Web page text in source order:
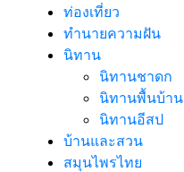
ท่องเที่ยว
ทํานายความฝัน
นิทาน
นิทานชาดก
นิทานพื้นบ้าน
นิทานอีสป
บ้านและสวน
สมุนไพรไทย